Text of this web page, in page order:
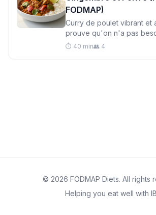
FODMAP)
Curry de poulet vibrant et
prouve qu'on n'a pas
d'ail pour obtenir une
⏱️ 40 min👥 4
© 2026 FODMAP Diets. All rights
Helping you eat well with